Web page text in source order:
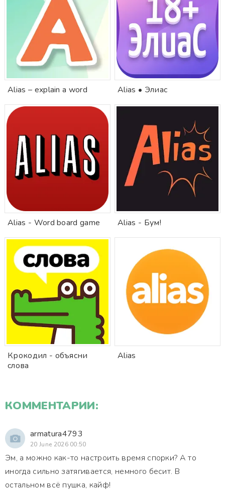
Alias – explain a word Alias • Элиас
Alias - Word board game Alias - Бум!
Крокодил - объясни
слова
Alias
КОММЕНТАРИИ:
armatura4793
20 June 2026 00:50
Эм, а можно как-то настроить время спорки? А то
иногда сильно затягивается, немного бесит. В
остальном всё пушка, кайф!